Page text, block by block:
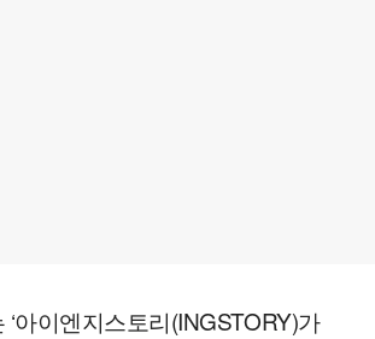
아이엔지스토리(INGSTORY)가